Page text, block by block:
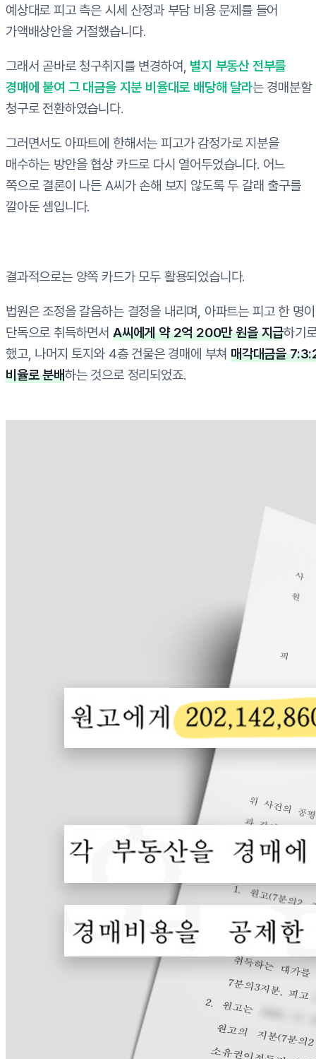
예상대로 피고 측은 시세 산정과 부담 비용 문제를 들어
가액배상안을 거절했습니다.
그래서 곧바로 청구취지를 변경하여, 별지 부동산 전부를
경매에 붙여 그 대금을 지분 비율대로 배당해 달라는 경매분할
청구로 전환하였습니다.
그러면서도 아파트에 한해서는 피고가 감정가로 지분을
매수하는 방안을 협상 카드로 다시 열어두었습니다. 어느
쪽으로 결론이 나든 A씨가 손해 보지 않도록 두 갈래 출구를
깔아둔 셈입니다.
결과적으로는 양쪽 카드가 모두 활용되었습니다.
법원은 조정을 갈음하는 결정을 내리며, 아파트는 피고 한 명이
단독으로 취득하면서 A씨에게 약 2억 200만 원을 지급하기
했고, 나머지 토지와 4층 건물은 경매에 부쳐매각대금을
비율로 분배하는 것으로 정리되었죠.